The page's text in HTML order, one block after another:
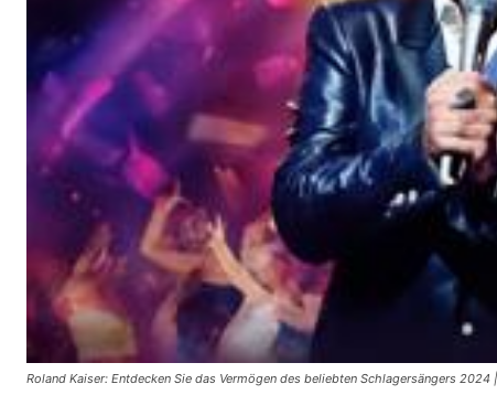
Roland Kaiser: Entdecken Sie das Vermögen des beliebten Schlagersängers